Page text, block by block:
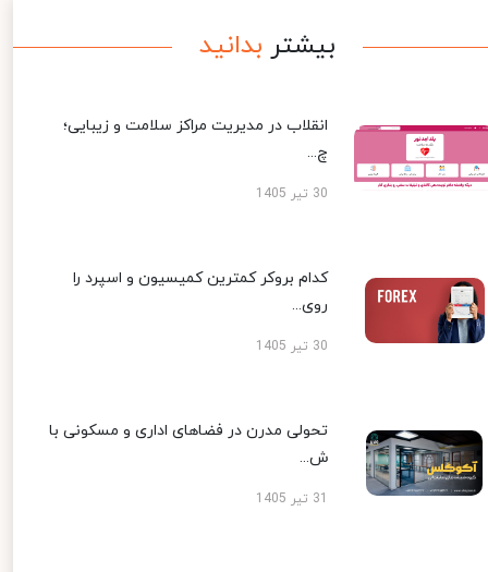
بیشتر بدانید
انقلاب در مدیریت مراکز سلامت و زیبایی؛
چ...
30 تیر 1405
کدام بروکر کمترین کمیسیون و اسپرد را
روی...
30 تیر 1405
تحولی مدرن در فضاهای اداری و مسکونی با
ش...